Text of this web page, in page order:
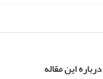
این مقاله